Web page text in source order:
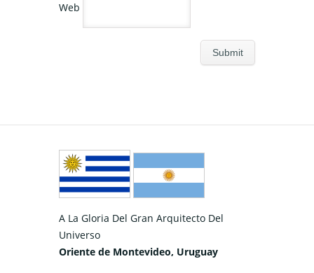
Web
A La Gloria Del Gran Arquitecto Del
Universo
Oriente de Montevideo, Uruguay